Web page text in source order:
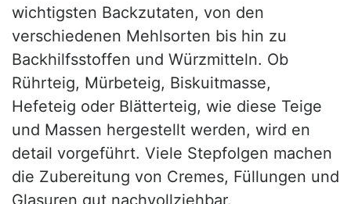
wichtigsten Backzutaten, von den
verschiedenen Mehlsorten bis hin zu
Backhilfsstoffen und Würzmitteln. Ob
Rührteig, Mürbeteig, Biskuitmasse,
Hefeteig oder Blätterteig, wie diese Teige
und Massen hergestellt werden, wird en
detail vorgeführt. Viele Stepfolgen machen
die Zubereitung von Cremes, Füllungen und